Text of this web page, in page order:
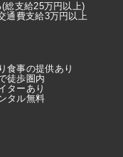
(総支給25万円以上)
通費支給3万円以上
食事の提供あり
徒歩圏内
ターあり
タル無料